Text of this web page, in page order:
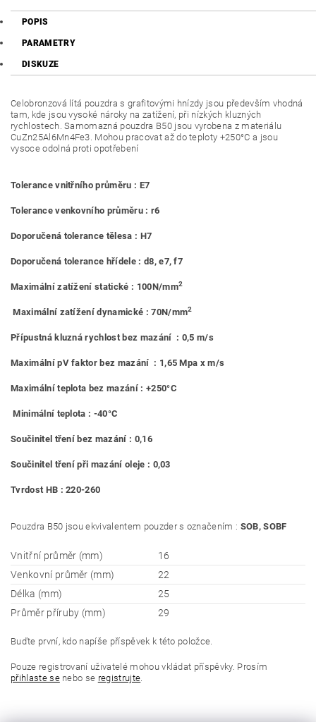
POPIS
PARAMETRY
DISKUZE
Celobronzová lítá pouzdra s grafitovými hnízdy jsou především vhodná
tam, kde jsou vysoké nároky na zatížení, při nízkých kluzných
rychlostech. Samomazná pouzdra B50 jsou vyrobena z materiálu
CuZn25Al6Mn4Fe3. Mohou pracovat až do teploty +250°C a jsou
vysoce odolná proti opotřebení
Tolerance vnitřního průměru : E7
Tolerance venkovního průměru : r6
Doporučená tolerance tělesa : H7
Doporučená tolerance hřídele : d8, e7, f7
Maximální zatížení statické : 100N/mm2
Maximální zatížení dynamické : 70N/mm2
Přípustná kluzná rychlost bez mazání : 0,5 m/s
Maximální pV faktor bez mazání : 1,65 Mpa x m/s
Maximální teplota bez mazání : +250°C
Minimální teplota : -40°C
Součinitel tření bez mazání : 0,16
Součinitel tření při mazání oleje : 0,03
Tvrdost HB : 220-260
Pouzdra B50 jsou ekvivalentem pouzder s označením : SOB, SOBF
Vnitřní průměr (mm)
16
Venkovní průměr (mm)
22
Délka (mm)
25
Průměr příruby (mm)
29
Buďte první, kdo napíše příspěvek k této položce.
Pouze registrovaní uživatelé mohou vkládat příspěvky. Prosím
přihlaste senebo se registrujte.